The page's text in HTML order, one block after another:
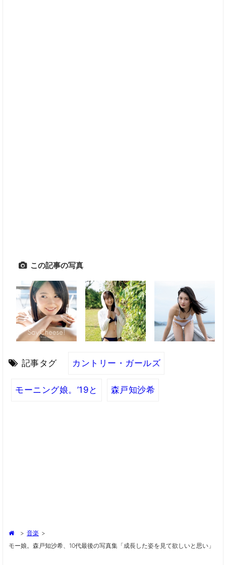
この記事の写真
記事タグ カントリー・ガールズ
モーニング娘。’19と 森戸知沙希
> 音楽 >
モー娘。森戸知沙希、10代最後の写真集「成長した姿を見て欲しいと思い」